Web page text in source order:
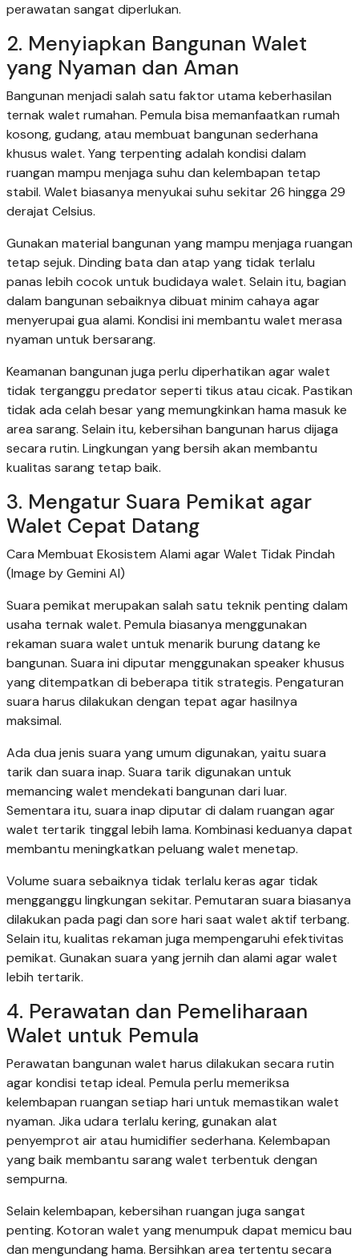
perawatan sangat diperlukan.
2. Menyiapkan Bangunan Walet
yang Nyaman dan Aman
Bangunan menjadi salah satu faktor utama keberhasilan
ternak walet rumahan. Pemula bisa memanfaatkan rumah
kosong, gudang, atau membuat bangunan sederhana
khusus walet. Yang terpenting adalah kondisi dalam
ruangan mampu menjaga suhu dan kelembapan tetap
stabil. Walet biasanya menyukai suhu sekitar 26 hingga 29
derajat Celsius.
Gunakan material bangunan yang mampu menjaga ruangan
tetap sejuk. Dinding bata dan atap yang tidak terlalu
panas lebih cocok untuk budidaya walet. Selain itu, bagian
dalam bangunan sebaiknya dibuat minim cahaya agar
menyerupai gua alami. Kondisi ini membantu walet merasa
nyaman untuk bersarang.
Keamanan bangunan juga perlu diperhatikan agar walet
tidak terganggu predator seperti tikus atau cicak. Pastikan
tidak ada celah besar yang memungkinkan hama masuk ke
area sarang. Selain itu, kebersihan bangunan harus dijaga
secara rutin. Lingkungan yang bersih akan membantu
kualitas sarang tetap baik.
3. Mengatur Suara Pemikat agar
Walet Cepat Datang
Cara Membuat Ekosistem Alami agar Walet Tidak Pindah
(Image by Gemini AI)
Suara pemikat merupakan salah satu teknik penting dalam
usaha ternak walet. Pemula biasanya menggunakan
rekaman suara walet untuk menarik burung datang ke
bangunan. Suara ini diputar menggunakan speaker khusus
yang ditempatkan di beberapa titik strategis. Pengaturan
suara harus dilakukan dengan tepat agar hasilnya
maksimal.
Ada dua jenis suara yang umum digunakan, yaitu suara
tarik dan suara inap. Suara tarik digunakan untuk
memancing walet mendekati bangunan dari luar.
Sementara itu, suara inap diputar di dalam ruangan agar
walet tertarik tinggal lebih lama. Kombinasi keduanya dapat
membantu meningkatkan peluang walet menetap.
Volume suara sebaiknya tidak terlalu keras agar tidak
mengganggu lingkungan sekitar. Pemutaran suara biasanya
dilakukan pada pagi dan sore hari saat walet aktif terbang.
Selain itu, kualitas rekaman juga mempengaruhi efektivitas
pemikat. Gunakan suara yang jernih dan alami agar walet
lebih tertarik.
4. Perawatan dan Pemeliharaan
Walet untuk Pemula
Perawatan bangunan walet harus dilakukan secara rutin
agar kondisi tetap ideal. Pemula perlu memeriksa
kelembapan ruangan setiap hari untuk memastikan walet
nyaman. Jika udara terlalu kering, gunakan alat
penyemprot air atau humidifier sederhana. Kelembapan
yang baik membantu sarang walet terbentuk dengan
sempurna.
Selain kelembapan, kebersihan ruangan juga sangat
penting. Kotoran walet yang menumpuk dapat memicu bau
dan mengundang hama. Bersihkan area tertentu secara